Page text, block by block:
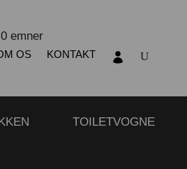
0 emner
OS KONTAKT
TOILETVOGNE